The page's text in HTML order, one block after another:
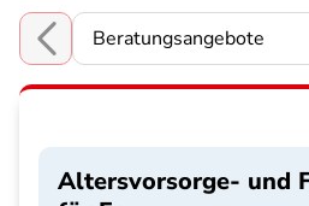
Choose a section
Altersvorsorge- und